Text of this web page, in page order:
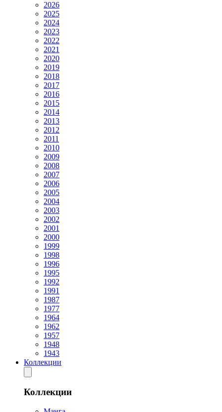
2026
2025
2024
2023
2022
2021
2020
2019
2018
2017
2016
2015
2014
2013
2012
2011
2010
2009
2008
2007
2006
2005
2004
2003
2002
2001
2000
1999
1998
1996
1995
1992
1991
1987
1977
1964
1962
1957
1948
1943
Коллекции
Коллекции